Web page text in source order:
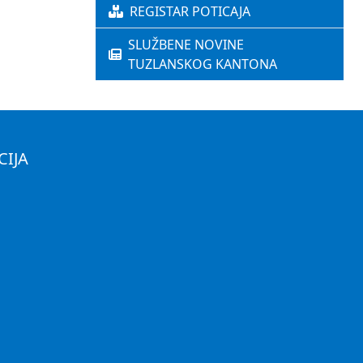
REGISTAR POTICAJA
SLUŽBENE NOVINE
TUZLANSKOG KANTONA